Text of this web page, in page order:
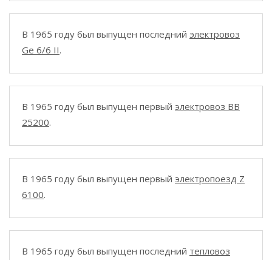
В 1965 году был выпущен последний электровоз
Ge 6/6 II.
В 1965 году был выпущен первый электровоз BB
25200.
В 1965 году был выпущен первый электропоезд Z
6100.
В 1965 году был выпущен последний тепловоз